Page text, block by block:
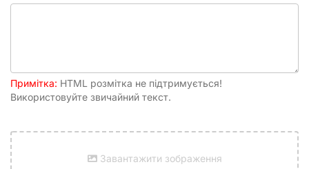
Примітка: HTML розмітка не підтримується!
Використовуйте звичайний текст.
Завантажити зображення